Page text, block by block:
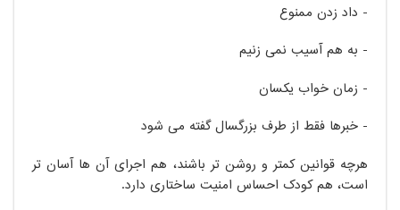
- داد زدن ممنوع
- به هم آسیب نمی زنیم
- زمان خواب یکسان
- خبرها فقط از طرف بزرگسال گفته می شود
هرچه قوانین کمتر و روشن تر باشند، هم اجرای آن ها آسان تر
است، هم کودک احساس امنیت ساختاری دارد.